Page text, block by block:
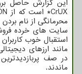
محرمانگی از نام
سایت های خرده
استقبال خوب
مانند ارزهای
در صف
ماندند.